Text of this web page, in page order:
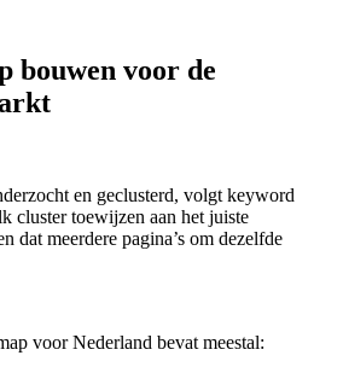
bouwen voor de
en geclusterd, volgt keyword
cluster toewijzen aan het juiste
dat meerdere pagina’s om dezelfde
voor Nederland bevat meestal: